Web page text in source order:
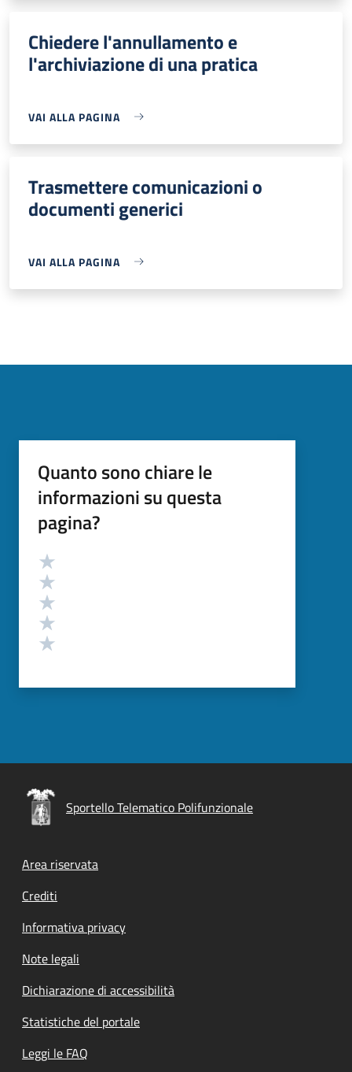
Chiedere l'annullamento e
l'archiviazione di una pratica
VAI ALLA PAGINA
Trasmettere comunicazioni o
documenti generici
VAI ALLA PAGINA
Quanto sono chiare le
informazioni su questa
pagina?
Valutazione
Sportello Telematico Polifunzionale
Footer menu
Area riservata
Crediti
Informativa privacy
Note legali
Dichiarazione di accessibilità
Statistiche del portale
Leggi le FAQ